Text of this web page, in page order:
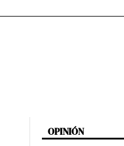
OPINIÓN